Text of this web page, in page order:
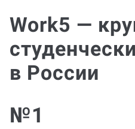
Work5 —
в России
№1